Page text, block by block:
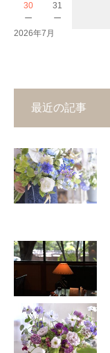
30
－
31
－
2026年7月
最近の記事